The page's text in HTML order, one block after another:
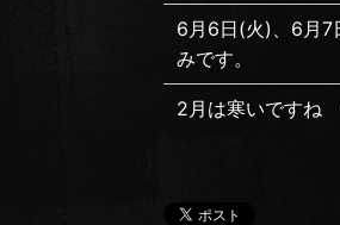
6月6日(火)、6月7
みです。
2月は寒いです